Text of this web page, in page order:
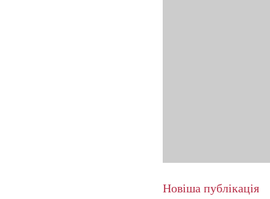
Новіша публікація